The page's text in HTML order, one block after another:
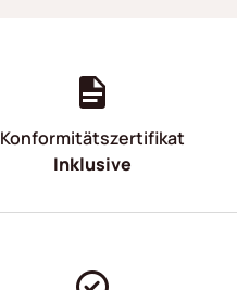
Konformitätszertifikat
Inklusive